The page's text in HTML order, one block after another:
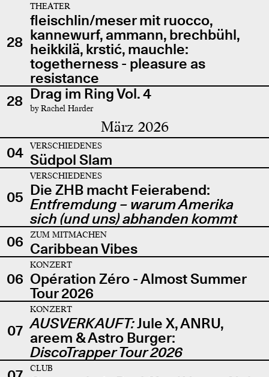
28
THEATER
fleischlin/meser mit ruocco,
kannewurf, ammann, brechbühl,
heikkilä, krstić, mauchle:
togetherness - pleasure as
resistance
28 Drag im Ring Vol. 4
by Rachel Harder
März 2026
04 VERSCHIEDENES
Südpol Slam
05
VERSCHIEDENES
Die ZHB macht Feierabend:
Entfremdung – warum Amerika
sich (und uns) abhanden kommt
06
ZUM MITMACHEN
Caribbean Vibes
06
KONZERT
Opération Zéro - Almost Summer
Tour 2026
07
KONZERT
AUSVERKAUFT:Jule X, ANRU,
areem & Astro Burger:
DiscoTrapper Tour 2026
CLUB